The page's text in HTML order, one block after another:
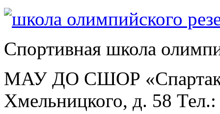
Спортивная школа
МАУ ДО СШОР
Хмельницкого, д. 58